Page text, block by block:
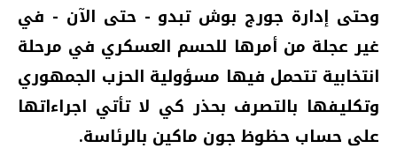
وحتى إدارة جورج بوش تبدو - حتى الآن - في
غير عجلة من أمرها للحسم العسكري في مرحلة
انتخابية تتحمل فيها مسؤولية الحزب الجمهوري
وتكليفها بالتصرف بحذر كي لا تأتي اجراءاتها
على حساب حظوظ جون ماكين بالرئاسة.